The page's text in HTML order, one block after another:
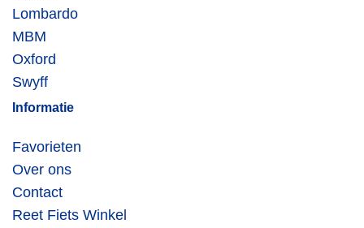
Lombardo
MBM
Oxford
Swyff
Informatie
Favorieten
Over ons
Contact
Reet Fiets Winkel